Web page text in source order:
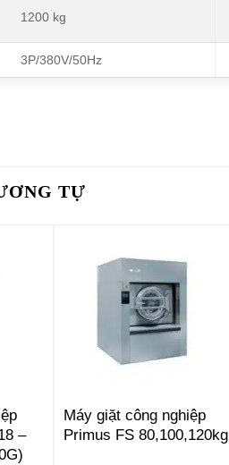
1200 kg
3P/380V/50Hz
TỰ
–
Máy giặt công nghiệp
Primus FS 80,100,120kg